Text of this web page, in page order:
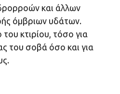
και άλλων
όμβριων υδάτων.
κτιρίου, τόσο για
του σοβά όσο και για